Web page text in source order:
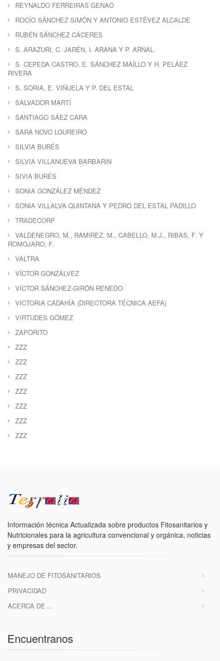
REYNALDO FERREIRAS GENAO
ROCÍO SÁNCHEZ SIMÓN Y ANTONIO ESTÉVEZ ALCALDE
RUBÉN SÁNCHEZ CÁCERES
S. ARAZURI, C. JARÉN, I. ARANA Y P. ARNAL
S. CEPEDA CASTRO, E. SÁNCHEZ MAÍLLO Y H. PELÁEZ
RIVERA
S. SORIA, E. VIÑUELA Y P. DEL ESTAL
SALVADOR MARTÍ
SANTIAGO SÁEZ CARA
SARA NOVO LOUREIRO
SILVIA BURÉS
SILVIA VILLANUEVA BARBARIN
SIVIA BURÉS
SONIA GONZÁLEZ MÉNDEZ
SONIA VILLALVA QUINTANA Y PEDRO DEL ESTAL PADILLO
TRADECORP
VALDENEGRO, M., RAMIREZ, M., CABELLO, M.J., RIBAS, F. Y
ROMOJARO, F.
VALTRA
VÍCTOR GONZÁLVEZ
VÍCTOR SÁNCHEZ-GIRÓN RENEDO
VICTORIA CADAHÍA (DIRECTORA TÉCNICA AEFA)
VIRTUDES GÓMEZ
ZAPORITO
ZZZ
ZZZ
ZZZ
ZZZ
ZZZ
ZZZ
ZZZ
Información técnica Actualizada sobre productos Fitosanitarios y
Nutricionales para la agricultura convencional y orgánica, noticias
y empresas del sector.
MANEJO DE FITOSANITARIOS
PRIVACIDAD
ACERCA DE ...
Encuentranos